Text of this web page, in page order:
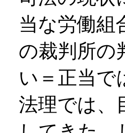
当な労働組
の裁判所の
い＝正当で
法理では、